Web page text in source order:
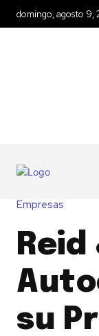
domingo, agosto 9,
Empresas
Reid
su